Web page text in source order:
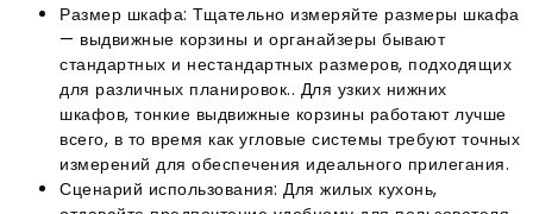
Размер шкафа: Тщательно измеряйте размеры шкафа
— выдвижные корзины и органайзеры бывают
стандартных и нестандартных размеров, подходящих
для различных планировок.. Для узких нижних
шкафов, тонкие выдвижные корзины работают лучше
всего, в то время как угловые системы требуют точных
измерений для обеспечения идеального прилегания.
Сценарий использования: Для жилых кухонь,